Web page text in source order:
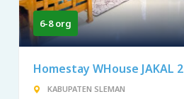
6-8 org
Homestay WHouse JAKAL 2
KABUPATEN SLEMAN